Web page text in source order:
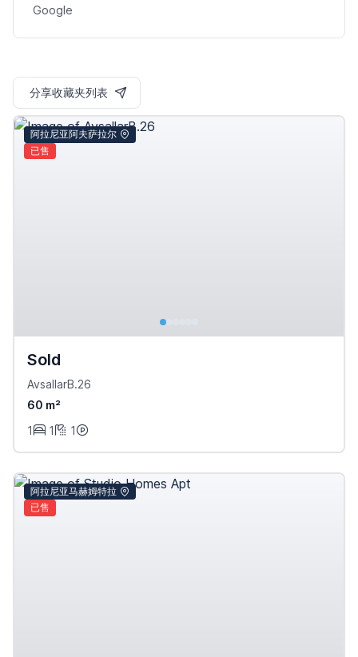
Google
分享收藏夹列表
阿拉尼亚阿夫萨拉尔
已售
Sold
AvsallarB.26
60 m²
1
1 1
阿拉尼亚马赫姆特拉
已售